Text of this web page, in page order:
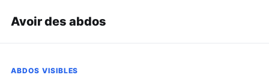
Avoir des abdos
ABDOS VISIBLES